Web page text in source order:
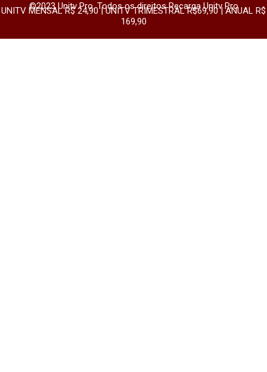
©2023 Unitv Pro. Todos os direitos Recarga Unitv Pro
UNITV MENSAL R$ 24,90 | UNITV TRIMESTRAL R$69,90 | ANUAL R$
169,90